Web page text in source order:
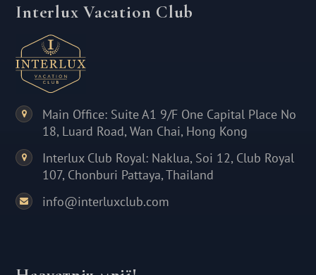
Interlux Vacation Club
Main Office: Suite A1 9/F One Capital Place No
18, Luard Road, Wan Chai, Hong Kong
Interlux Club Royal: Naklua, Soi 12, Club Royal
107, Chonburi Pattaya, Thailand
info@interluxclub.com